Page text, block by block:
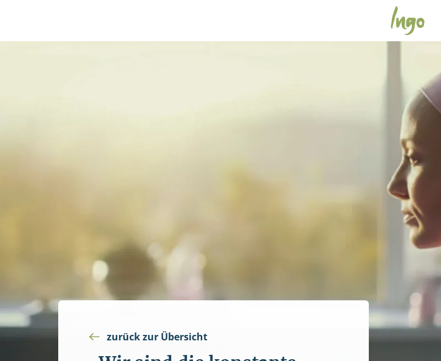
zurück zur Übersicht